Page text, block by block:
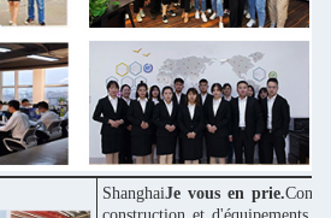
ShanghaiJe vous en prie.